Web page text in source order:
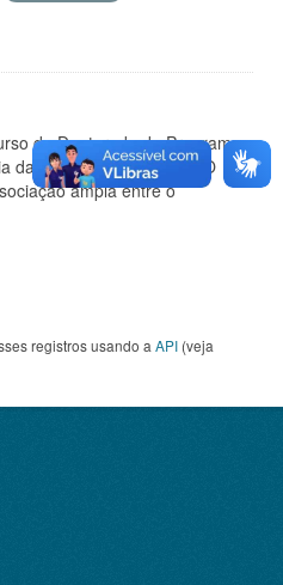
de Doutorado do Programa
da Informação (PPGCI). O
ampla entre o
registros usando a API (veja